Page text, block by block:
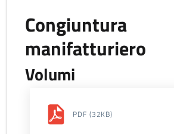
Congiuntura
manifatturiero
Volumi
PDF (32KB)